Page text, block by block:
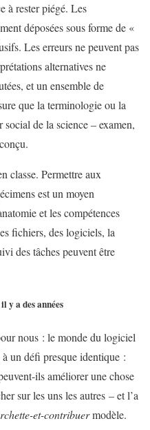
à rester piégé. Les
déposées sous forme de «
Les erreurs ne peuvent pas
alternatives ne
et un ensemble de
que la terminologie ou la
de la science – examen,
classe. Permettre aux
est un moyen
et les compétences
fichiers, des logiciels, la
des tâches peuvent être
y a des années
nous : le monde du logiciel
un défi presque identique :
ils améliorer une chose
sur les uns les autres – et l’a
et-contribuermodèle.